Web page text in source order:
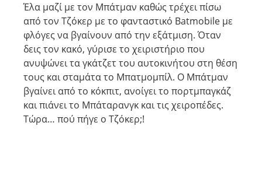
Έλα μαζί με τον Μπάτμαν καθώς τρέχει πίσω
από τον Τζόκερ με το φανταστικό Batmobile με
φλόγες να βγαίνουν από την εξάτμιση. Όταν
δεις τον κακό, γύρισε το χειριστήριο που
ανυψώνει τα γκάτζετ του αυτοκινήτου στη θέση
τους και σταμάτα το Μπατμομπίλ. Ο Μπάτμαν
βγαίνει από το κόκπιτ, ανοίγει το πορτμπαγκάζ
και πιάνει το Μπάταρανγκ και τις χειροπέδες.
Τώρα… πού πήγε ο Τζόκερ;!